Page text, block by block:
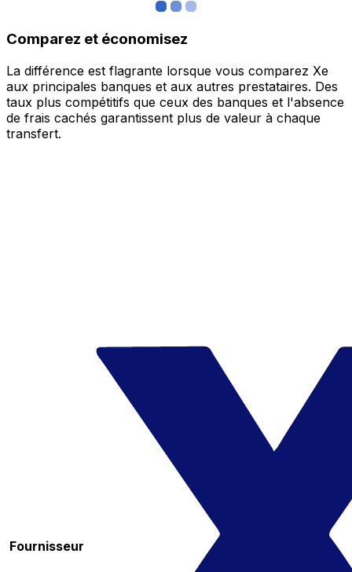
Comparez et économisez
La différence est flagrante lorsque vous comparez Xe
aux principales banques et aux autres prestataires. Des
taux plus compétitifs que ceux des banques et l'absence
de frais cachés garantissent plus de valeur à chaque
transfert.
Fournisseur